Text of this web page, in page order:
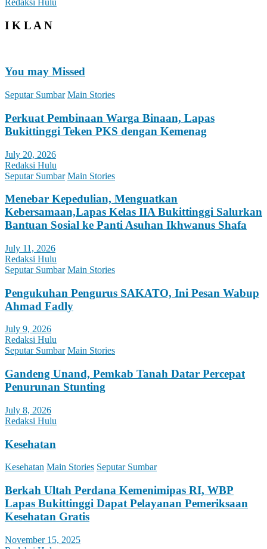
Redaksi Hulu
I K L A N
You may Missed
Seputar Sumbar Main Stories
Perkuat Pembinaan Warga Binaan, Lapas
Bukittinggi Teken PKS dengan Kemenag
July 20, 2026
Redaksi Hulu
Seputar Sumbar Main Stories
Menebar Kepedulian, Menguatkan
Kebersamaan,Lapas Kelas IIA Bukittinggi Salurkan
Bantuan Sosial ke Panti Asuhan Ikhwanus Shafa
July 11, 2026
Redaksi Hulu
Seputar Sumbar Main Stories
Pengukuhan Pengurus SAKATO, Ini Pesan Wabup
Ahmad Fadly
July 9, 2026
Redaksi Hulu
Seputar Sumbar Main Stories
Gandeng Unand, Pemkab Tanah Datar Percepat
Penurunan Stunting
July 8, 2026
Redaksi Hulu
Kesehatan
Kesehatan Main Stories Seputar Sumbar
Berkah Ultah Perdana Kemenimipas RI, WBP
Lapas Bukittinggi Dapat Pelayanan Pemeriksaan
Kesehatan Gratis
November 15, 2025